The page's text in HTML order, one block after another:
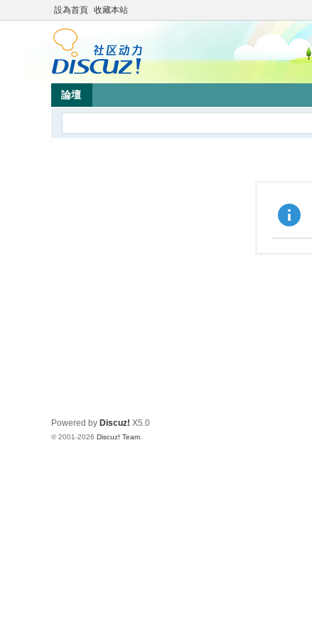
設為首頁 收藏本站
論壇
Powered by Discuz! X5.0
© 2001-2026 Discuz! Team